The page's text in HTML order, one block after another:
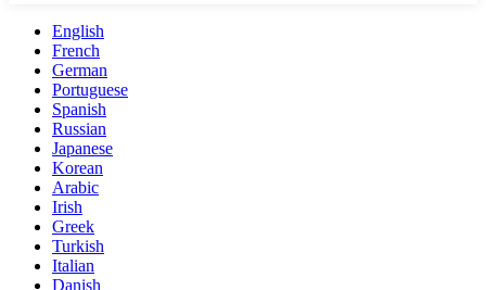
English
French
German
Portuguese
Spanish
Russian
Japanese
Korean
Arabic
Irish
Greek
Turkish
Italian
Danish